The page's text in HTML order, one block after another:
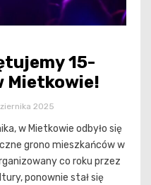
15-
Mietkowie!
2025
w Mietkowie odbyło się
grono mieszkańców w
co roku przez
ponownie stał się